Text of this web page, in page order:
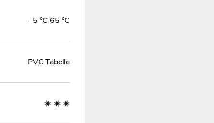
-5 °C 65 °C
PVC Tabelle